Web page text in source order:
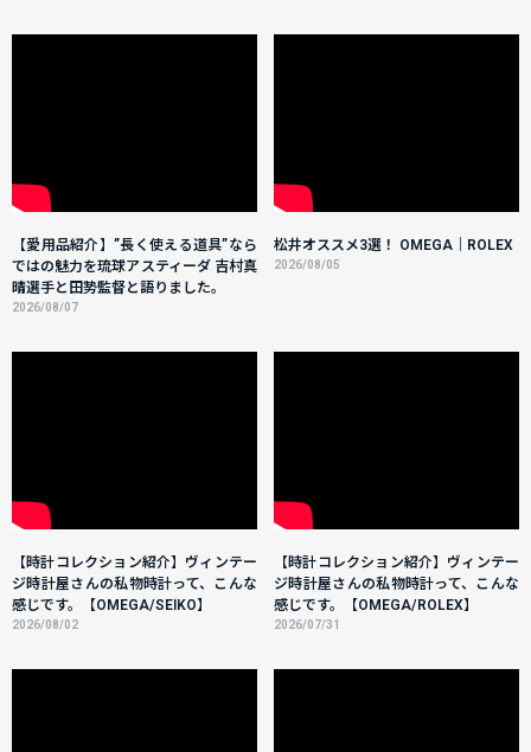
【愛用品紹介】”長く使える道具”なら
ではの魅力を琉球アスティーダ 吉村真
晴選手と田㔟監督と語りました。
2026/08/07
松井オススメ3選！ OMEGA｜ROLEX
2026/08/05
【時計コレクション紹介】ヴィンテー
ジ時計屋さんの私物時計って、こんな
感じです。【OMEGA/SEIKO】
2026/08/02
【時計コレクション紹介】ヴィンテー
ジ時計屋さんの私物時計って、こんな
感じです。【OMEGA/ROLEX】
2026/07/31